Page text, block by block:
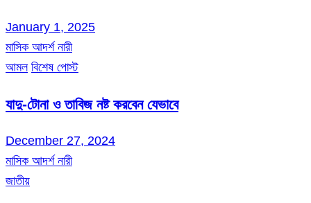
January 1, 2025
মাসিক আদর্শ নারী
আমল বিশেষ পোস্ট
যাদু-টোনা ও তাবিজ নষ্ট করবেন যেভাবে
December 27, 2024
মাসিক আদর্শ নারী
জাতীয়